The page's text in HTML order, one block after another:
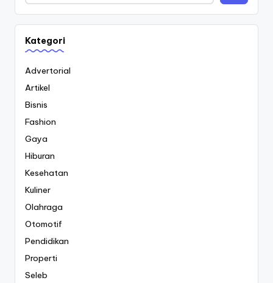
Kategori
Advertorial
Artikel
Bisnis
Fashion
Gaya
Hiburan
Kesehatan
Kuliner
Olahraga
Otomotif
Pendidikan
Properti
Seleb